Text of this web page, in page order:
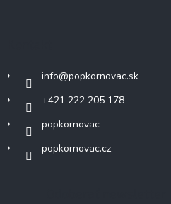
info@popkornovac.sk
+421 222 205 178
popkornovac
popkornovac.cz